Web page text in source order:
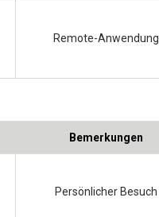
Remote-Anwendung
Bemerkungen
Persönlicher Besuch